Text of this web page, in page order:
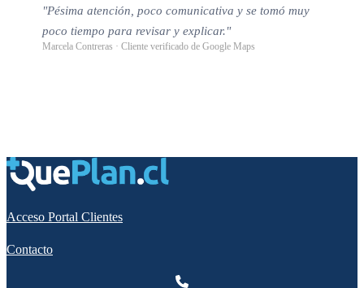
"Pésima atención, poco comunicativa y se tomó muy
poco tiempo para revisar y explicar."
Marcela Contreras · Cliente verificado de Google Maps
Acceso Portal Clientes
Contacto